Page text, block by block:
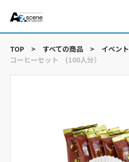
TOP > すべての商品 > イベント
コーヒーセット (100人分）